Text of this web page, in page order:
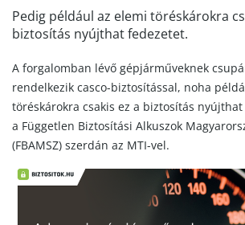
Pedig például az elemi töréskárokra
biztosítás nyújthat fedezetet.
A forgalomban lévő gépjárműveknek
rendelkezik casco-biztosítással, noha
töréskárokra csakis ez a biztosítás
a Független Biztosítási Alkuszok
(FBAMSZ) szerdán az MTI-vel.